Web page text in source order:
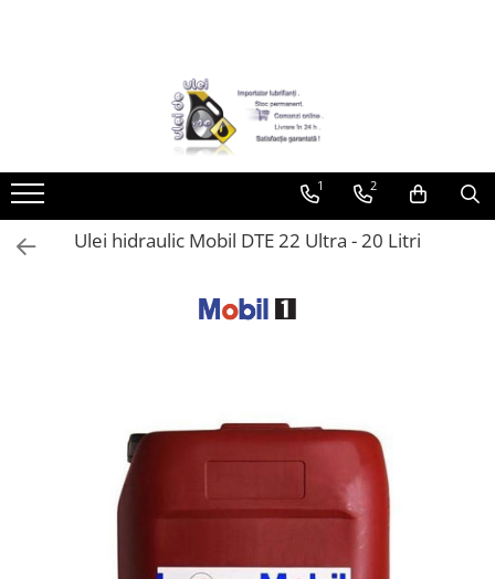
► Detailing si cosmetica
Curatare tapiterie auto
Curatare si intretinere piele
Plastice interioare
Jante si anvelope
Accesorii spalare si uscare
Intretinere motor
Curatare generala
1 2
Ulei hidraulic Mobil DTE 22 Ultra - 20 Litri